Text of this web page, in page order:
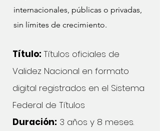
internacionales, públicas o privadas,
sin límites de crecimiento.
Título: Títulos oficiales de
Validez Nacional en formato
digital registrados en el Sistema
Federal de Títulos
Duración: 3 años y 8 meses.